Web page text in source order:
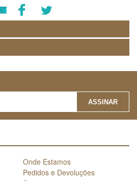
ASSINAR
Onde Estamos
Pedidos e Devoluções